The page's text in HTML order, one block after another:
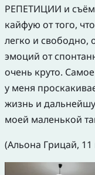
РЕПЕТИЦИИ и
кайфую от того,
легко и свободно,
эмоций от
очень круто.
у меня
жизнь и
моей маленькой
(Альона Грицай, 11